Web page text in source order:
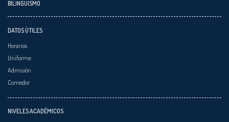
BILINGUISMO
DATOS ÚTILES
Horarios
Uniforme
Admisión
Comedor
NIVELES ACADÉMICOS